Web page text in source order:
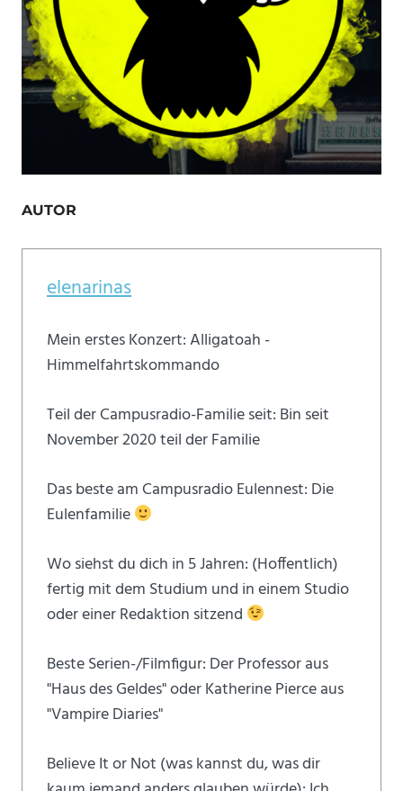
AUTOR
elenarinas
Mein erstes Konzert: Alligatoah -
Himmelfahrtskommando
Teil der Campusradio-Familie seit: Bin seit
November 2020 teil der Familie
Das beste am Campusradio Eulennest: Die
Eulenfamilie
Wo siehst du dich in 5 Jahren: (Hoffentlich)
fertig mit dem Studium und in einem Studio
oder einer Redaktion sitzend
Beste Serien-/Filmfigur: Der Professor aus
"Haus des Geldes" oder Katherine Pierce aus
"Vampire Diaries"
Believe It or Not (was kannst du, was dir